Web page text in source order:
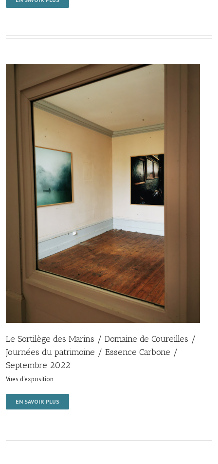
Le Sortilège des Marins / Domaine de Coureilles /
Journées du patrimoine / Essence Carbone /
Septembre 2022
Vues d'exposition
EN SAVOIR PLUS